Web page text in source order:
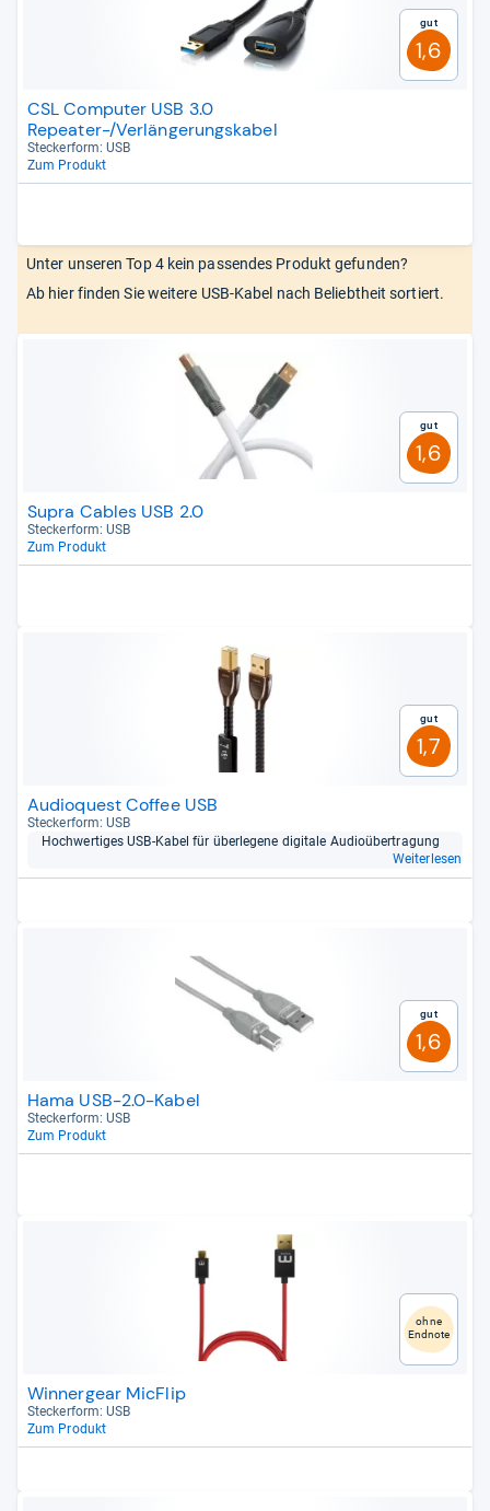
Gut
1,6
CSL Computer USB 3.0
Repeater-/Verlängerungskabel
Stecker­form: USB
Zum Produkt
Unter unseren Top 4 kein passendes Produkt gefunden?
Ab hier finden Sie weitere USB-Kabel nach Beliebtheit sortiert.
Gut
1,6
Supra Cables USB 2.0
Stecker­form: USB
Zum Produkt
Gut
1,7
Audioquest Coffee USB
Stecker­form: USB
Hoch­wer­ti­ges USB-​Kabel für über­le­gene digi­tale Audio­über­tra­gung
Weiterlesen
Gut
1,6
Hama USB-2.0-Kabel
Stecker­form: USB
Zum Produkt
ohne
Endnote
Winnergear MicFlip
Stecker­form: USB
Zum Produkt